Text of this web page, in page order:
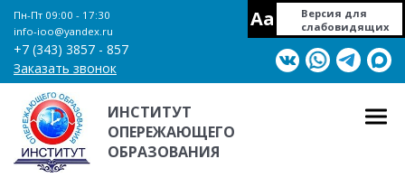
Пн-Пт 09:00 - 17:30
info-ioo@yandex.ru
+7 (343) 3857 - 857
Заказать звонок
Aa
Версия для
слабовидящих
ИНСТИТУТ
ОПЕРЕЖАЮЩЕГО
ОБРАЗОВАНИЯ